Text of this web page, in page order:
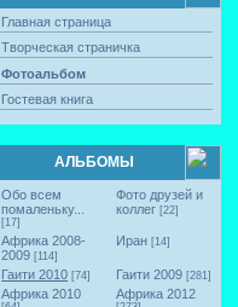
Главная страница
Творческая страничка
Фотоальбом
Гостевая книга
АЛЬБОМЫ
Обо всем
помаленьку...
[17]
Фото друзей и
коллег [22]
Африка 2008-
2009 [114]
Иран [14]
Гаити 2010 [74] Гаити 2009 [281]
Африка 2010 Африка 2012